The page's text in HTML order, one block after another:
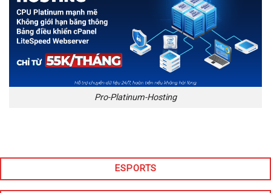
Pro-Platinum-Hosting
ESPORTS